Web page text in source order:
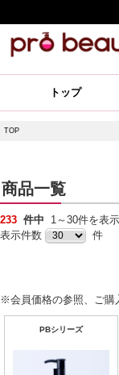
トップ
TOP
商品一覧
233 件中
1～30件を表示
表示件数
件
※会員価格の参照、ご購
PBシリーズ